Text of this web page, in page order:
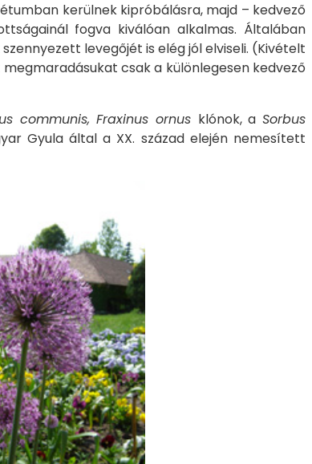
kerülnek kipróbálásra, majd – kedvező
fogva kiválóan alkalmas. Általában
levegőjét is elég jól elviseli. (Kivételt
csak a különlegesen kedvező
communis, Fraxinus ornus klónok, aSorbus
Gyula által a XX. század elején nemesített